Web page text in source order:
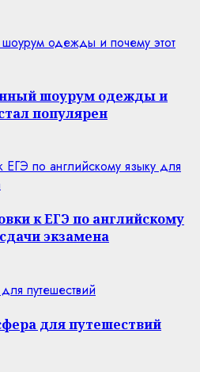
одежды и почему этот
шоурум одежды и
популярен
по английскому языку для
к ЕГЭ по английскому
экзамена
путешествий
для путешествий